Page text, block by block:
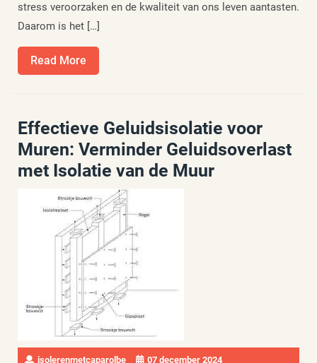
stress veroorzaken en de kwaliteit van ons leven aantasten.
Daarom is het […]
Read More
More
Effectieve Geluidsisolatie voor
Muren: Verminder Geluidsoverlast
met Isolatie van de Muur
isolerenmetcaparolbe 07 december 2024